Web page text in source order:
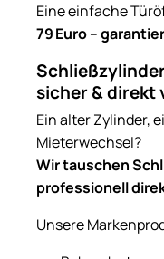
Eine einfache
79 Euro –
sicher & direkt
Ein alter Zylinder,
Mieterwechsel?
Wir tauschen
professionell
Unsere